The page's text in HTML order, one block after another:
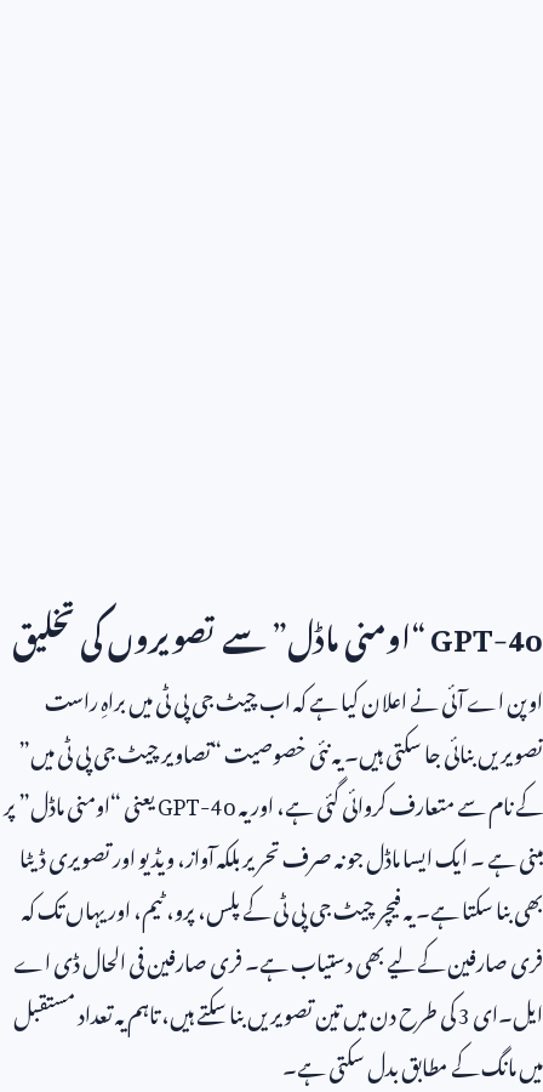
GPT-4o“اومنی ماڈل” سے تصویروں کی تخلیق
اوپن اے آئی نے اعلان کیا ہے کہ اب چیٹ جی پی ٹی میں براہِ راست
تصویریں بنائی جا سکتی ہیں۔ یہ نئی خصوصیت “تصاویر چیٹ جی پی ٹی میں”
کے نام سے متعارف کروائی گئی ہے، اور یہGPT-4oیعنی “اومنی ماڈل” پر
مبنی ہے ۔ ایک ایسا ماڈل جو نہ صرف تحریر بلکہ آواز، ویڈیو اور تصویری ڈیٹا
بھی بنا سکتا ہے۔ یہ فیچر چیٹ جی پی ٹی کے پلس، پرو، ٹیم، اور یہاں تک کہ
فری صارفین کے لیے بھی دستیاب ہے۔ فری صارفین فی الحال ڈی اے
ایل۔ای3کی طرح دن میں تین تصویریں بنا سکتے ہیں، تاہم یہ تعداد مستقبل
میں مانگ کے مطابق بدل سکتی ہے۔